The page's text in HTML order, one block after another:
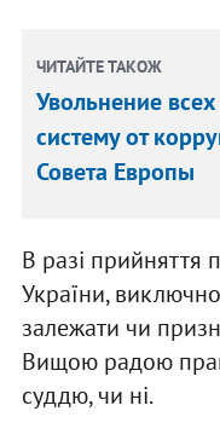
ЧИТАЙТЕ ТАКОЖ
Увольнение
систему от
Совета Европы
В разі прийняття
України,
залежати чи
Вищою радою
суддю, чи ні.